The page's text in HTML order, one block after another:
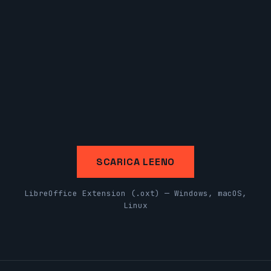
SCARICA LEENO
LibreOffice Extension (.oxt) — Windows, macOS,
Linux